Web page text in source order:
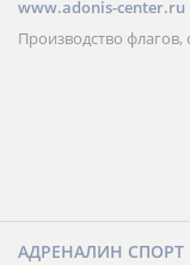
www.adonis-center.ru
Производство
АДРЕНАЛИН СПОРТ